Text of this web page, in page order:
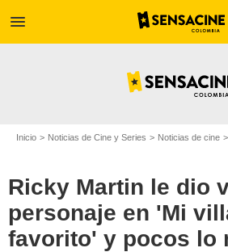
menu
Inicio Noticias de Cine y Series Noticias de cine
Ricky Martin le dio
personaje en 'Mi
favorito' y pocos lo
Illumination Studios